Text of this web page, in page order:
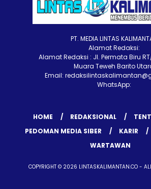
PT. MEDIA LINTAS
Alamat Redaksi:
Alamat Redaksi : Jl. Permata Biru
Muara Teweh Barito
Email:
WhatsApp:
HOME REDAKSIONAL
PEDOMAN MEDIA SIBER
KARIR
WARTAWAN
COPYRIGHT © 2026 LINTASKALIMANTAN.CO -